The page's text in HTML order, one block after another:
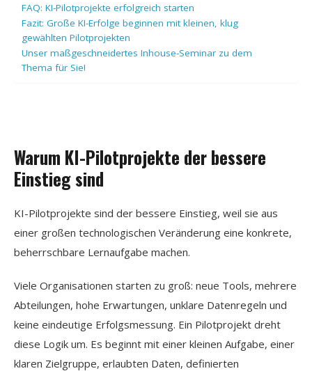
FAQ: KI-Pilotprojekte erfolgreich starten
Fazit: Große KI-Erfolge beginnen mit kleinen, klug
gewählten Pilotprojekten
Unser maßgeschneidertes Inhouse-Seminar zu dem
Thema für Sie!
Warum KI-Pilotprojekte der bessere
Einstieg sind
KI-Pilotprojekte sind der bessere Einstieg, weil sie aus
einer großen technologischen Veränderung eine konkrete,
beherrschbare Lernaufgabe machen.
Viele Organisationen starten zu groß: neue Tools, mehrere
Abteilungen, hohe Erwartungen, unklare Datenregeln und
keine eindeutige Erfolgsmessung. Ein Pilotprojekt dreht
diese Logik um. Es beginnt mit einer kleinen Aufgabe, einer
klaren Zielgruppe, erlaubten Daten, definierten